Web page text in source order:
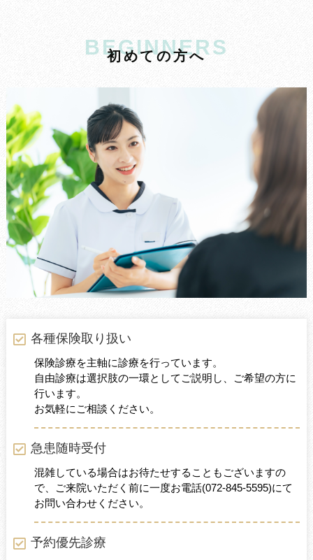
BEGINNERS
初めての方へ
各種保険取り扱い
保険診療を主軸に診療を行っています。
自由診療は選択肢の一環としてご説明し、ご希望の方に
行います。
お気軽にご相談ください。
急患随時受付
混雑している場合はお待たせすることもございますの
で、ご来院いただく前に一度お電話(072-845-5595)にて
お問い合わせください。
予約優先診療